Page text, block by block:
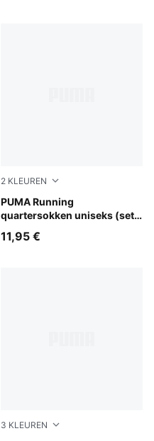
2 KLEUREN
PUMA Running
quartersokken uniseks (set
white
11,95 €
3 KLEUREN